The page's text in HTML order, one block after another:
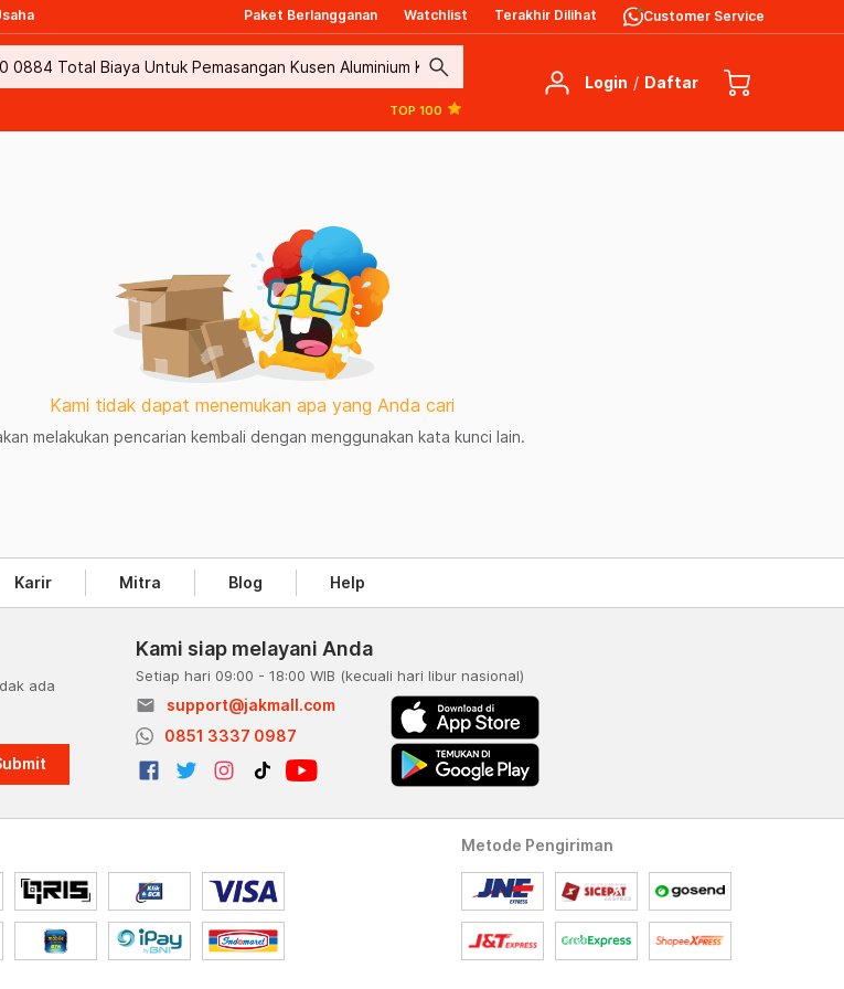
Paket Berlangganan Watchlist Terakhir Dilihat Customer Service
search
TOP 100
Login / Daftar
Kami tidak dapat menemukan apa yang Anda cari
melakukan pencarian kembali dengan menggunakan kata kunci lain.
Karir Mitra Blog Help
ada
Kami siap melayani Anda
Setiap hari 09:00 - 18:00 WIB (kecuali hari libur nasional)
email
support@jakmall.com
0851 3337 0987
Metode Pengiriman